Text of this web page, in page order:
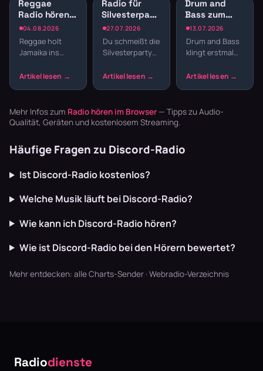
04.08.2026
Reggae
Radio hören:
Jamaican
Vibes und
Dancehall
Reggae holt
Jamaika ins
Der entspannte
die Texte
schaffen U…
27.07.2026
Radio für
Silvesterparty:
Die besten
Sender für
den
Jahreswechsel
Du schmeißt die
Silvesterparty
den ganzen
basteln? Radio
läuft dur…
13.07.2026
Drum and
Bass zum
Lernen:
Konzentration
durch
schnelle
Drum and Bass
klingt erstmal
nicht nach
schnellen
Mehr Infos zum Radio hören im Browser — Tipps zu Audio-
Qualität, Geräten und kostenlosem Streaming.
Häufige Fragen zu Discord-Radio
Ist Discord-Radio kostenlos?
Welche Musik läuft bei Discord-Radio?
Wie kann ich Discord-Radio hören?
Wie ist Discord-Radio bei den Hörern bewertet?
Mehr entdecken: alle Charts-Sender · Webradio-Verzeichnis
Radiodienste